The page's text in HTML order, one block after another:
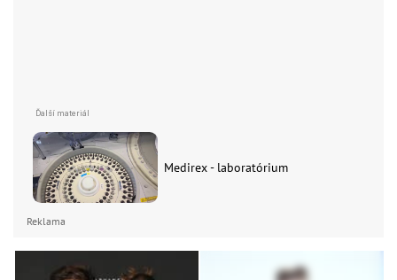
Medirex - laboratórium
Reklama